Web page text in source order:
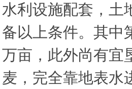
水利设施配套，土
备以上条件。其中
万亩，此外尚有宜
麦，完全靠地表水